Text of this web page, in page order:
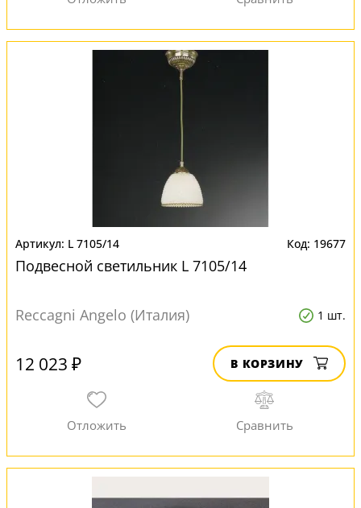
L 7105/14 19677
Подвесной светильник L 7105/14
Reccagni Angelo (Италия) 1 шт.
12 023 ₽ В КОРЗИНУ